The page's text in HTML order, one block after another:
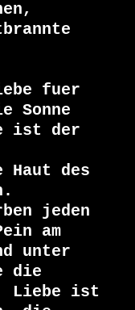
fuer
Sonne
ist der
Haut des
jeden
am
unter
die
Liebe ist